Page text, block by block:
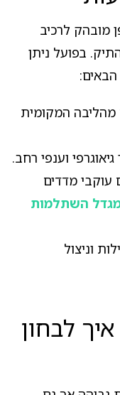
מובהק לרכיב
בפועל ניתן
מהליבה המקומית
וענפי רחב.
עוקבי מדדים
השתלמות
וניצול
לבחון